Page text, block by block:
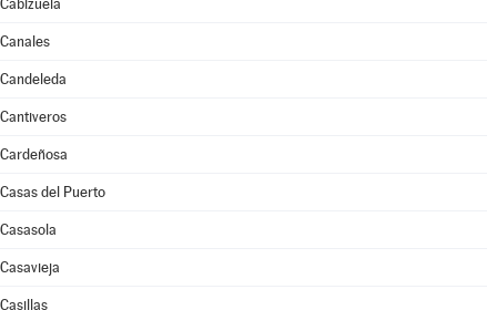
Cabizuela
Canales
Candeleda
Cantiveros
Cardeñosa
Casas del Puerto
Casasola
Casavieja
Casillas